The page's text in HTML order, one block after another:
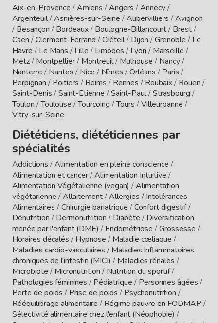
Aix-en-Provence /Amiens /Angers /Annecy/
Argenteuil/Asnières-sur-Seine /Aubervilliers /Avignon
/ Besançon / Bordeaux/ Boulogne-Billancourt/ Brest/
Caen /Clermont-Ferrand /Créteil/ Dijon /Grenoble / Le
Havre / Le Mans / Lille / Limoges / Lyon / Marseille /
Metz/ Montpellier/ Montreuil/ Mulhouse / Nancy/
Nanterre / Nantes / Nice / Nîmes /Orléans / Paris /
Perpignan / Poitiers / Reims / Rennes / Roubaix/ Rouen /
Saint-Denis /Saint-Etienne /Saint-Paul/Strasbourg /
Toulon /Toulouse /Tourcoing /Tours /Villeurbanne /
Vitry-sur-Seine
Diététiciens, diététiciennes par
spécialités
Addictions /Alimentation en pleine conscience /
Alimentation et cancer/Alimentation Intuitive /
Alimentation Végétalienne (vegan) /Alimentation
végétarienne /Allaitement/Allergies / Intolérances
Alimentaires /Chirurgie bariatrique /Confort digestif/
Dénutrition / Dermonutrition / Diabète / Diversification
menée par l'enfant (DME) / Endométriose /Grossesse /
Horaires décalés / Hypnose / Maladie cœliaque /
Maladies cardio-vasculaires / Maladies inflammatoires
chroniques de l'intestin (MICI) / Maladies rénales /
Microbiote / Micronutrition / Nutrition du sportif/
Pathologies féminines / Pédiatrique / Personnes âgées /
Perte de poids / Prise de poids / Psychonutrition /
Rééquilibrage alimentaire / Régime pauvre en FODMAP /
Sélectivité alimentaire chez l'enfant (Néophobie) /